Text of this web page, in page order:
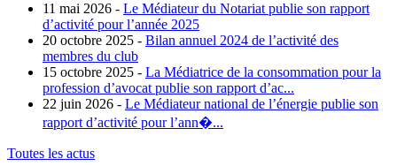
11 mai 2026 - Le Médiateur du Notariat publie son rapport
d’activité pour l’année 2025
20 octobre 2025 - Bilan annuel 2024 de l’activité des
membres du club
15 octobre 2025 - La Médiatrice de la consommation pour la
profession d’avocat publie son rapport d’ac...
22 juin 2026 - Le Médiateur national de l’énergie publie son
rapport d’activité pour l’ann�...
Toutes les actus